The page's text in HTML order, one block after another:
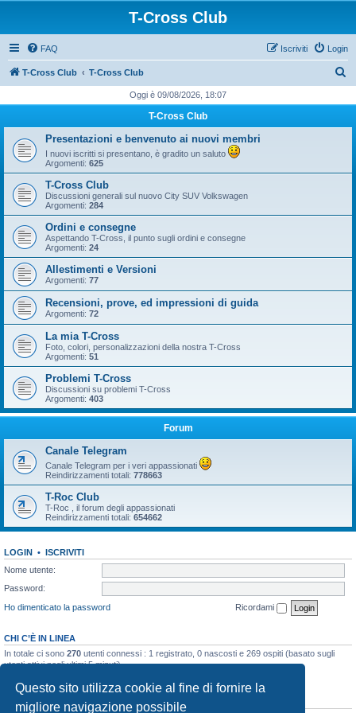
Questo sito utilizza cookie al fine di fornire la
migliore navigazione possibile
T-Cross Club
FAQ Login
Iscriviti
T-Cross Club T-Cross Club
c
Oggi è 09/08/2026, 18:07
T-Cross Club
Presentazioni e benvenuto ai nuovi membri
I nuovi iscritti si presentano, è gradito un saluto
Argomenti: 625
T-Cross Club
Discussioni generali sul nuovo City SUV Volkswagen
Argomenti: 284
Ordini e consegne
Aspettando T-Cross, il punto sugli ordini e consegne
Argomenti: 24
Allestimenti e Versioni
Argomenti: 77
Recensioni, prove, ed impressioni di guida
Argomenti: 72
La mia T-Cross
Foto, colori, personalizzazioni della nostra T-Cross
Argomenti: 51
Problemi T-Cross
Discussioni su problemi T-Cross
Argomenti: 403
Forum
Canale Telegram
Canale Telegram per i veri appassionati
Reindirizzamenti totali: 778663
T-Roc Club
T-Roc , il forum degli appassionati
Reindirizzamenti totali: 654662
LOGIN • ISCRIVITI
Nome utente:
Password:
Ho dimenticato la password
Ricordami
CHI C’È IN LINEA
In totale ci sono 270 utenti connessi : 1 registrato, 0 nascosti e 269 ospiti (basato sugli
utenti attivi negli ultimi 5 minuti)
STATISTICHE